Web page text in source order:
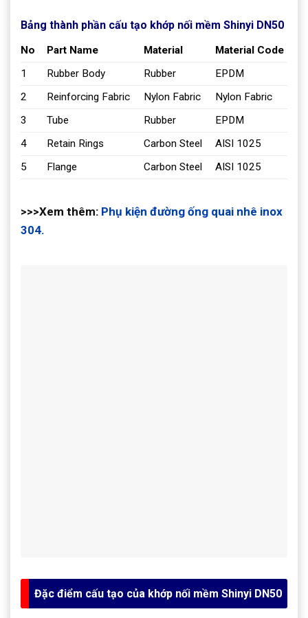
Bảng thành phần cấu tạo khớp nối mềm Shinyi DN50
No Part Name Material
Material Code
1
Rubber Body Rubber
EPDM
2
Reinforcing Fabric Nylon Fabric
Nylon Fabric
3
Tube Rubber
EPDM
4
Retain Rings Carbon Steel
AISI 1025
5
Flange Carbon Steel AISI 1025
>>>Xem thêm: Phụ kiện đường ống quai nhê inox
304.
Đặc điểm cấu tạo của khớp nối mềm Shinyi DN50